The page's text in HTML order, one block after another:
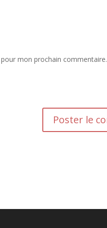
mon prochain commentaire.